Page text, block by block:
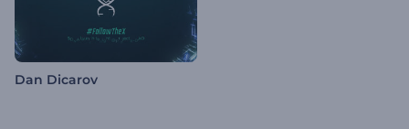
Dan Dicarov